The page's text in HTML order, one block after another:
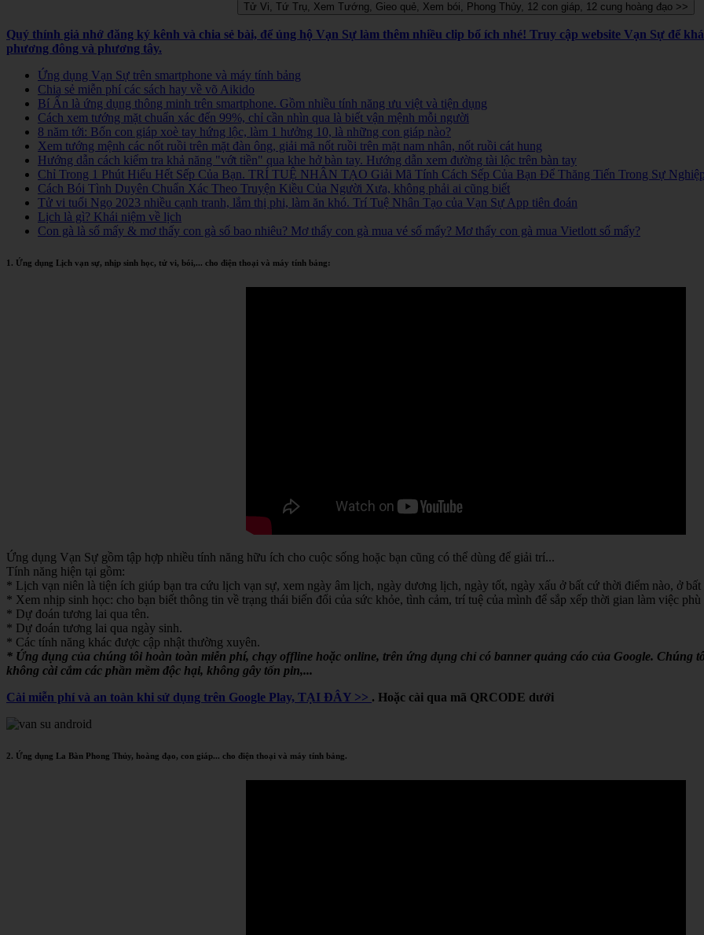
Quý thính giả nhớ đăng ký kênh và chia sẻ bài, để ủng hộ Vạn Sự làm thêm nhiều clip bổ ích nhé! Truy cập website Vạn Sự để
phương đông và phương tây.
Ứng dụng Vạn Sự trên smartphone và máy tính bảng
Chia sẻ miễn phí các sách hay về võ Aikido
Bí Ẩn là ứng dụng thông minh trên smartphone. Gồm nhiều tính năng ưu việt và tiện dụng
Cách xem tướng mặt chuẩn xác đến 99%, chỉ cần nhìn qua là biết vận mệnh mỗi người
8 năm tới: Bốn con giáp xoè tay hứng lộc, làm 1 hưởng 10, là những con giáp nào?
Xem tướng mệnh các nốt ruồi trên mặt đàn ông, giải mã nốt ruồi trên mặt nam nhân, nốt ruồi cát hung
Hướng dẫn cách kiểm tra khả năng "vớt tiền" qua khe hở bàn tay. Hướng dẫn xem đường tài lộc trên bàn tay
Chỉ Trong 1 Phút Hiểu Hết Sếp Của Bạn. TRÍ TUỆ NHÂN TẠO Giải Mã Tính Cách Sếp Của Bạn Để Thăng Tiến Trong Sự Nghiệp
Cách Bói Tình Duyên Chuẩn Xác Theo Truyện Kiều Của Người Xưa, không phải ai cũng biết
Tử vi tuổi Ngọ 2023 nhiều cạnh tranh, lắm thị phi, làm ăn khó. Trí Tuệ Nhân Tạo của Vạn Sự App tiên đoán
Lịch là gì? Khái niệm về lịch
Con gà là số mấy & mơ thấy con gà số bao nhiêu? Mơ thấy con gà mua vé số mấy? Mơ thấy con gà mua Vietlott số mấy?
1. Ứng dụng Lịch vạn sự, nhịp sinh học, tử vi, bói,... cho điện thoại và máy tính bảng:
Ứng dụng Vạn Sự gồm tập hợp nhiều tính năng hữu ích cho cuộc sống hoặc bạn cũng có thể dùng để giải trí...
Tính năng hiện tại gồm:
* Lịch vạn niên là tiện ích giúp bạn tra cứu lịch vạn sự, xem ngày âm lịch, ngày dương lịch, ngày tốt, ngày xấu ở bất cứ thời điểm nào, ở bất
* Xem nhịp sinh học: cho bạn biết thông tin về trạng thái biến đổi của sức khỏe, tình cảm, trí tuệ của mình để sắp xếp thời gian làm việc phù
* Dự đoán tương lai qua tên.
* Dự đoán tương lai qua ngày sinh.
* Các tính năng khác được cập nhật thường xuyên.
* Ứng dụng của chúng tôi hoàn toàn miễn phí, chạy offline hoặc online, trên ứng dụng chỉ có banner quảng cáo của Google. Chúng
không cài cắm các phần mềm độc hại, không gây tốn pin,...
Cài miễn phí và an toàn khi sử dụng trên Google Play, TẠI ĐÂY >> . Hoặc cài qua mã QRCODE dưới
2. Ứng dụng La Bàn Phong Thủy, hoàng đạo, con giáp... cho điện thoại và máy tính bảng.